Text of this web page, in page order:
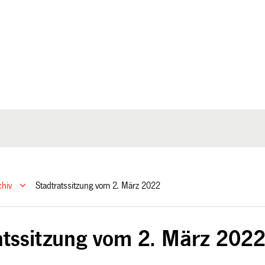
Stadtratssitzung vom 2. März 2022
vom 2. März